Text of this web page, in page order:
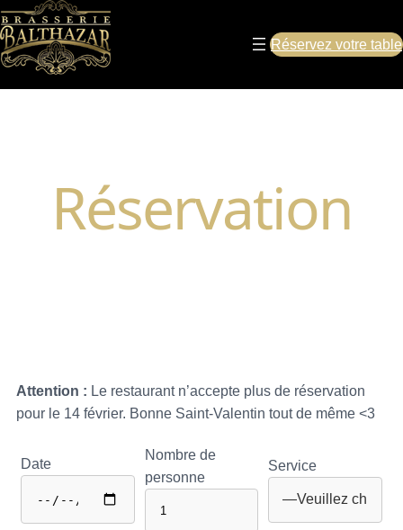
Réservez votre table
Réservation
Attention : Le restaurant n’accepte plus de réservation
pour le 14 février. Bonne Saint-Valentin tout de même <3
Date
Nombre de
personne
Service